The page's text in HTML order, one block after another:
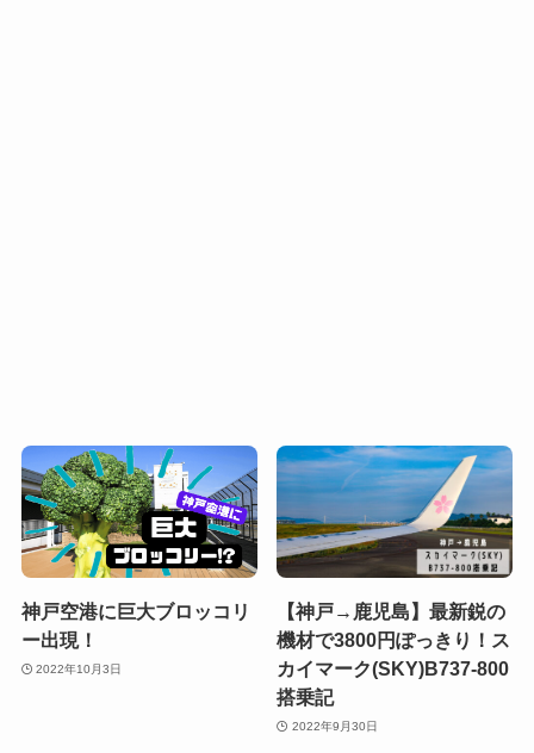
神戸空港に巨大ブロッコリ
ー出現！
2022年10月3日
【神戸→鹿児島】最新鋭の
機材で3800円ぽっきり！ス
カイマーク(SKY)B737-800
搭乗記
2022年9月30日